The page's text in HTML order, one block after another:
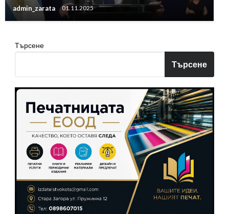
admin_zarata 01.11.2025
Търсене
Търсене